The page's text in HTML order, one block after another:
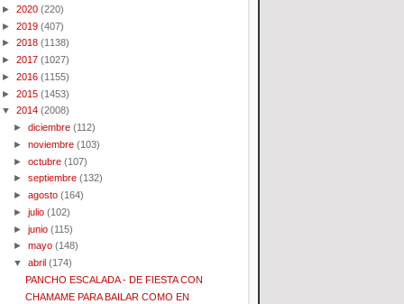
► 2020 (220)
► 2019 (407)
► 2018 (1138)
► 2017 (1027)
► 2016 (1155)
► 2015 (1453)
▼ 2014 (2008)
►diciembre (112)
►noviembre (103)
►octubre (107)
►septiembre (132)
►agosto (164)
►julio (102)
►junio (115)
►mayo (148)
▼abril (174)
PANCHO ESCALADA - DE FIESTA CON
CHAMAME PARA BAILAR COMO EN